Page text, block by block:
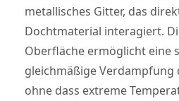
metallisches Gitter, das
Dochtmaterial interagiert.
Oberfläche ermöglicht eine
gleichmäßige Verdampfung
ohne dass extreme